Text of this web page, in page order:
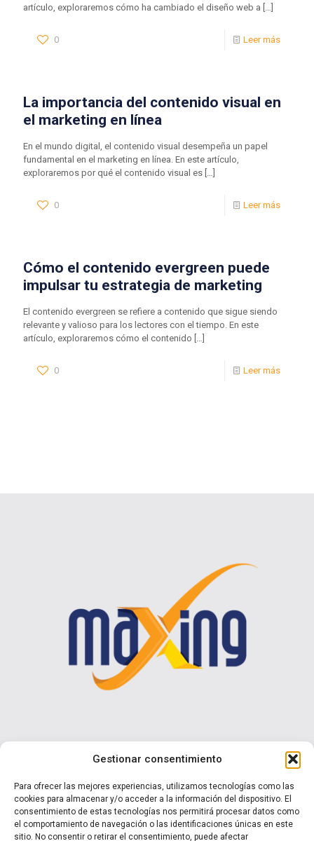
Gestionar consentimiento
Para ofrecer las mejores experiencias, utilizamos tecnologías como las
cookies para almacenar y/o acceder a la información del dispositivo. El
consentimiento de estas tecnologías nos permitirá procesar datos como
el comportamiento de navegación o las identificaciones únicas en este
sitio. No consentir o retirar el consentimiento, puede afectar
artículo, exploraremos cómo ha cambiado el diseño web a […]
0 Leer más
La importancia del contenido visual en
el marketing en línea
En el mundo digital, el contenido visual desempeña un papel
fundamental en el marketing en línea. En este artículo,
exploraremos por qué el contenido visual es […]
0 Leer más
Cómo el contenido evergreen puede
impulsar tu estrategia de marketing
El contenido evergreen se refiere a contenido que sigue siendo
relevante y valioso para los lectores con el tiempo. En este
artículo, exploraremos cómo el contenido […]
0 Leer más
Calle I N° 990 Brisas del Sol - Talcahuano
+ 56 9 7570 0853
ventas@maxing.cl